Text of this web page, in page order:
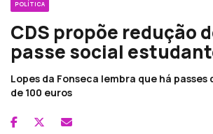
POLÍTICA
CDS propõe redução
passe social
Lopes da Fonseca lembra que há
de 100 euros